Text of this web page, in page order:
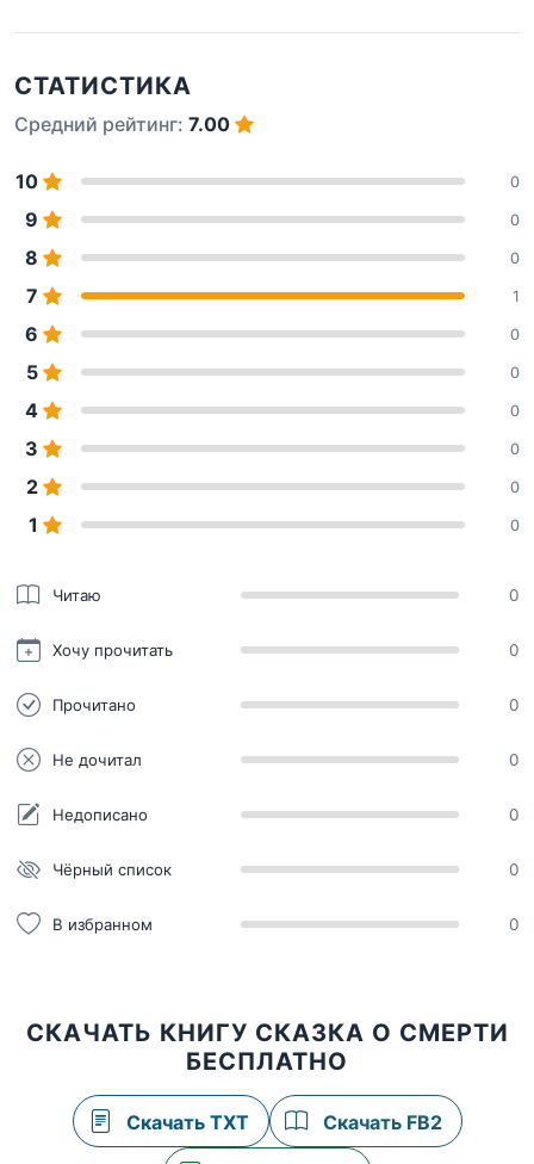
СТАТИСТИКА
Средний рейтинг: 7.00
10 0
9 0
8 0
7 1
6 0
5 0
4 0
3 0
2 0
1 0
Читаю 0
Хочу прочитать 0
Прочитано 0
Не дочитал 0
Недописано 0
Чёрный список 0
В избранном 0
СКАЧАТЬ КНИГУ СКАЗКА О СМЕРТИ
БЕСПЛАТНО
Скачать TXT Скачать FB2